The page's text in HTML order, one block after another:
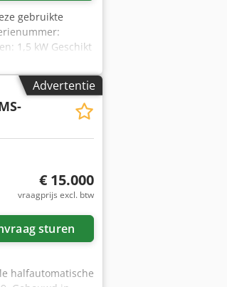
gebruikte
1,5 kW Geschikt
stuur ons
Advertentie
€ 15.000
vraagprijs excl. btw
sturen
halfautomatische